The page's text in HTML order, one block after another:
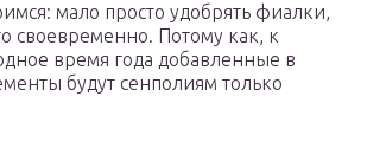
мало просто удобрять фиалки,
своевременно. Потому как, к
время года добавленные в
будут сенполиям только